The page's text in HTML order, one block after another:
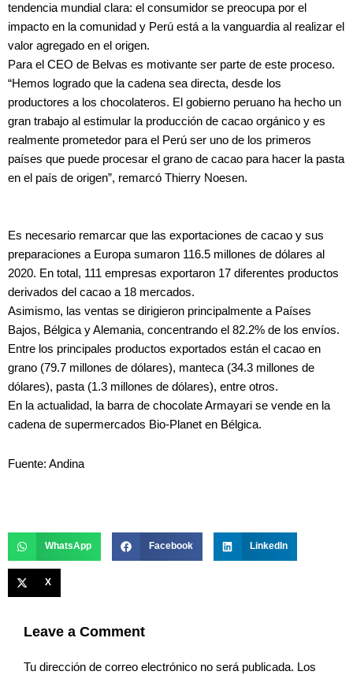
tendencia mundial clara: el consumidor se preocupa por el
impacto en la comunidad y Perú está a la vanguardia al realizar el
valor agregado en el origen.
Para el CEO de Belvas es motivante ser parte de este proceso.
“Hemos logrado que la cadena sea directa, desde los
productores a los chocolateros. El gobierno peruano ha hecho un
gran trabajo al estimular la producción de cacao orgánico y es
realmente prometedor para el Perú ser uno de los primeros
países que puede procesar el grano de cacao para hacer la pasta
en el país de origen”, remarcó Thierry Noesen.
Es necesario remarcar que las exportaciones de cacao y sus
preparaciones a Europa sumaron 116.5 millones de dólares al
2020. En total, 111 empresas exportaron 17 diferentes productos
derivados del cacao a 18 mercados.
Asimismo, las ventas se dirigieron principalmente a Países
Bajos, Bélgica y Alemania, concentrando el 82.2% de los envíos.
Entre los principales productos exportados están el cacao en
grano (79.7 millones de dólares), manteca (34.3 millones de
dólares), pasta (1.3 millones de dólares), entre otros.
En la actualidad, la barra de chocolate Armayari se vende en la
cadena de supermercados Bio-Planet en Bélgica.
Fuente: Andina
WhatsApp Facebook LinkedIn
X
Leave a Comment
Tu dirección de correo electrónico no será publicada. Los